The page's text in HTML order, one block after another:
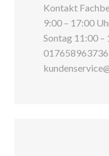
Kontakt
9:00 – 17:00
Sontag 11:00
017658963736